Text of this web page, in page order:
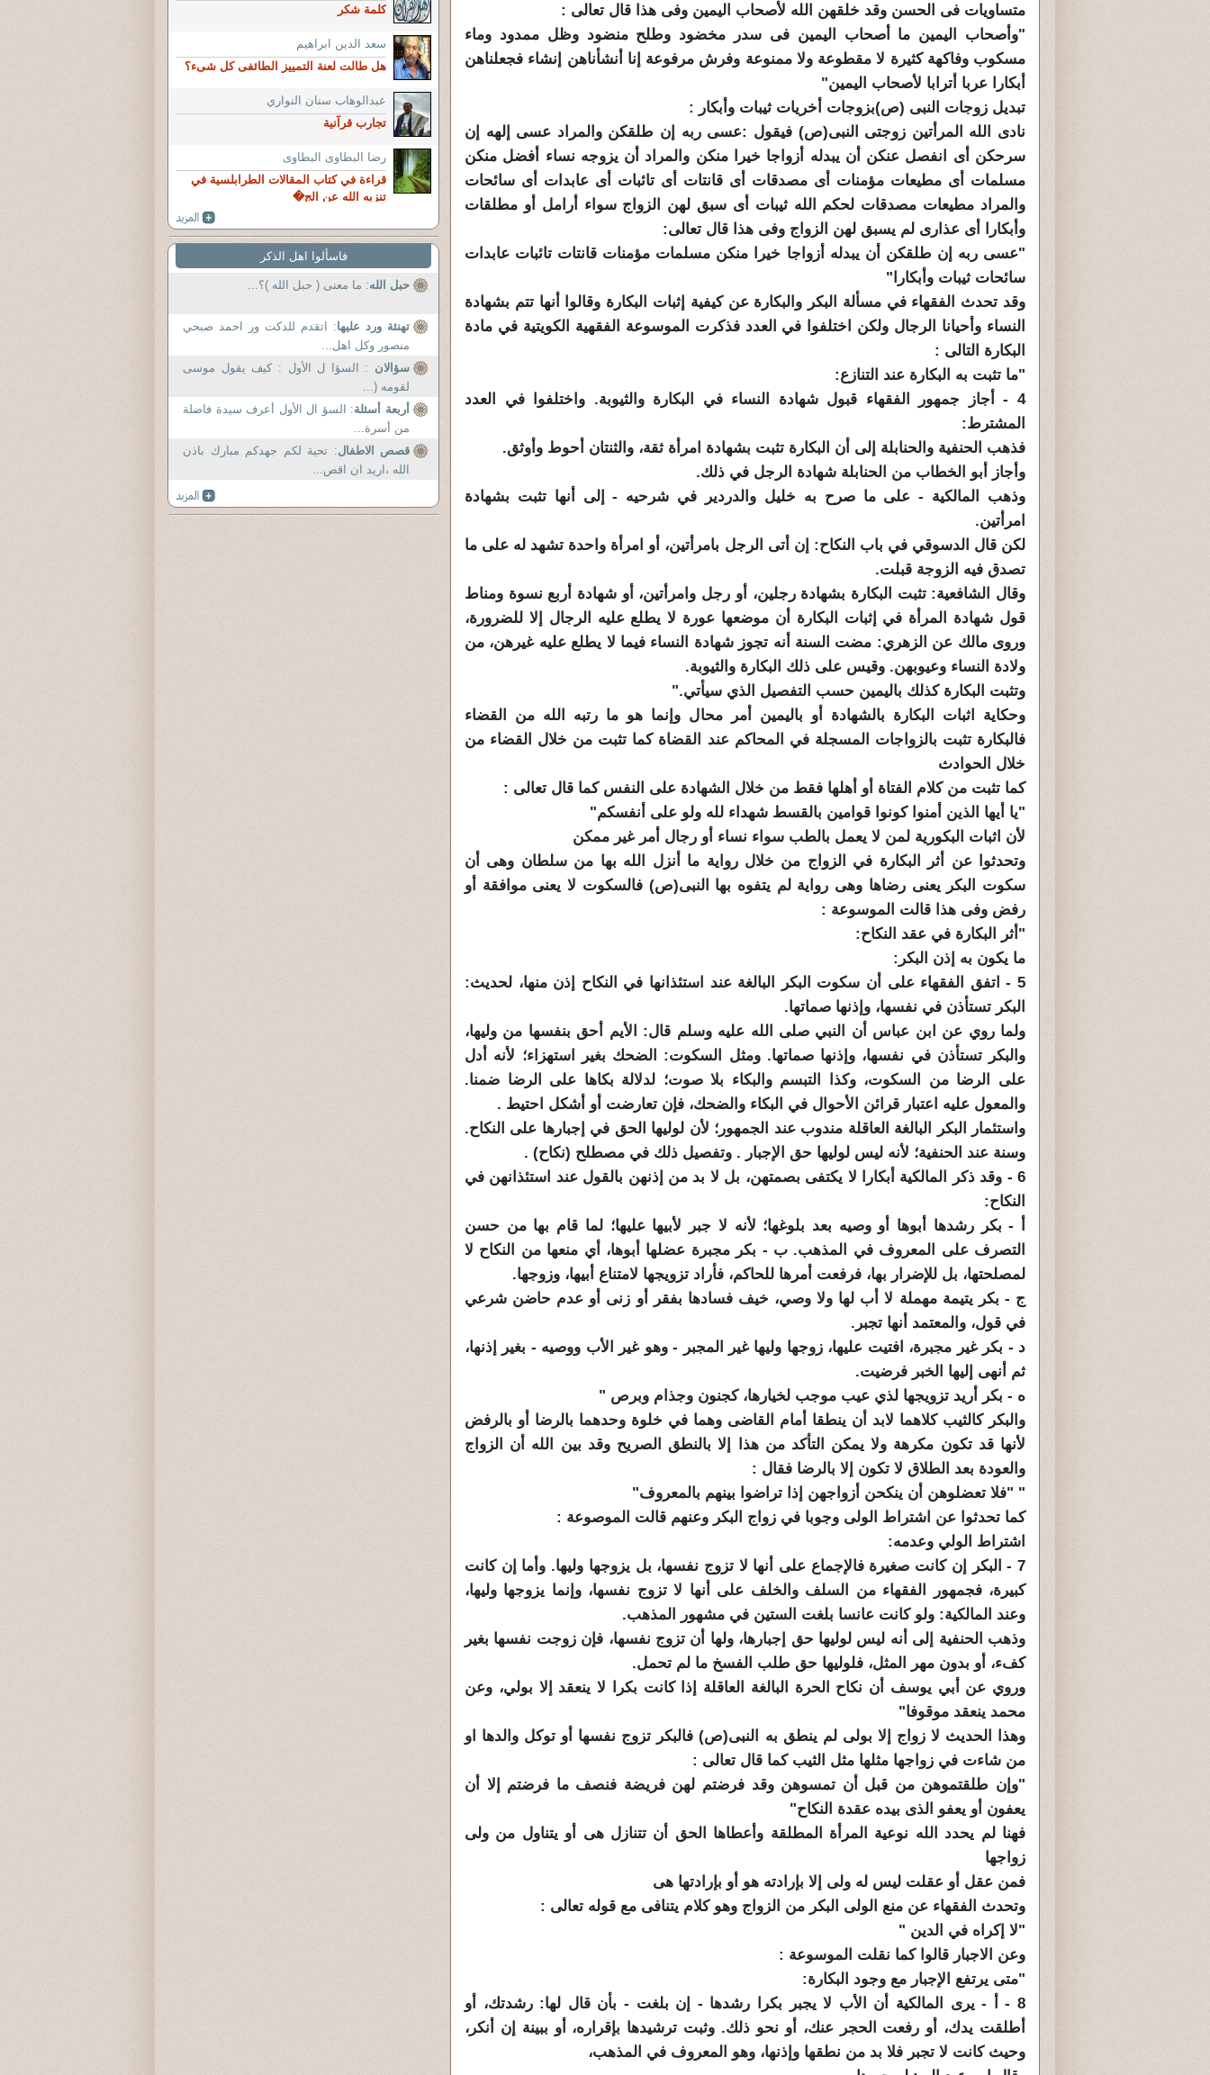
متساويات فى الحسن وقد خلقهن الله لأصحاب اليمين وفى هذا قال تعالى :
"وأصحاب اليمين ما أصحاب اليمين فى سدر مخضود وطلح منضود وظل ممدود وماء
مسكوب وفاكهة كثيرة لا مقطوعة ولا ممنوعة وفرش مرفوعة إنا أنشأناهن إنشاء فجعلناهن
أبكارا عربا أترابا لأصحاب اليمين"
تبديل زوجات النبى (ص)بزوجات أخريات ثيبات وأبكار :
نادى الله المرأتين زوجتى النبى(ص) فيقول :عسى ربه إن طلقكن والمراد عسى إلهه إن
سرحكن أى انفصل عنكن أن يبدله أزواجا خيرا منكن والمراد أن يزوجه نساء أفضل منكن
مسلمات أى مطيعات مؤمنات أى مصدقات أى قانتات أى تائبات أى عابدات أى سائحات
والمراد مطيعات مصدقات لحكم الله ثيبات أى سبق لهن الزواج سواء أرامل أو مطلقات
وأبكارا أى عذارى لم يسبق لهن الزواج وفى هذا قال تعالى:
"عسى ربه إن طلقكن أن يبدله أزواجا خيرا منكن مسلمات مؤمنات قانتات تائبات عابدات
سائحات ثيبات وأبكارا"
وقد تحدث الفقهاء في مسألة البكر والبكارة عن كيفية إثبات البكارة وقالوا أنها تتم بشهادة
النساء وأحيانا الرجال ولكن اختلفوا في العدد فذكرت الموسوعة الفقهية الكويتية في مادة
البكارة التالى :
"ما تثبت به البكارة عند التنازع:
4 - أجاز جمهور الفقهاء قبول شهادة النساء في البكارة والثيوبة. واختلفوا في العدد
المشترط:
فذهب الحنفية والحنابلة إلى أن البكارة تثبت بشهادة امرأة ثقة، والثنتان أحوط وأوثق.
وأجاز أبو الخطاب من الحنابلة شهادة الرجل في ذلك.
وذهب المالكية - على ما صرح به خليل والدردير في شرحيه - إلى أنها تثبت بشهادة
امرأتين.
لكن قال الدسوقي في باب النكاح: إن أتى الرجل بامرأتين، أو امرأة واحدة تشهد له على ما
تصدق فيه الزوجة قبلت.
وقال الشافعية: تثبت البكارة بشهادة رجلين، أو رجل وامرأتين، أو شهادة أربع نسوة ومناط
قول شهادة المرأة في إثبات البكارة أن موضعها عورة لا يطلع عليه الرجال إلا للضرورة،
وروى مالك عن الزهري: مضت السنة أنه تجوز شهادة النساء فيما لا يطلع عليه غيرهن، من
ولادة النساء وعيوبهن. وقيس على ذلك البكارة والثيوبة.
وتثبت البكارة كذلك باليمين حسب التفصيل الذي سيأتي."
وحكاية اثبات البكارة بالشهادة أو باليمين أمر محال وإنما هو ما رتبه الله من القضاء
فالبكارة تثبت بالزواجات المسجلة في المحاكم عند القضاة كما تثبت من خلال القضاء من
خلال الحوادث
كما تثبت من كلام الفتاة أو أهلها فقط من خلال الشهادة على النفس كما قال تعالى :
"يا أيها الذين أمنوا كونوا قوامين بالقسط شهداء لله ولو على أنفسكم"
لأن اثبات البكورية لمن لا يعمل بالطب سواء نساء أو رجال أمر غير ممكن
وتحدثوا عن أثر البكارة في الزواج من خلال رواية ما أنزل الله بها من سلطان وهى أن
سكوت البكر يعنى رضاها وهى رواية لم يتفوه بها النبى(ص) فالسكوت لا يعنى موافقة أو
رفض وفى هذا قالت الموسوعة :
"أثر البكارة في عقد النكاح:
ما يكون به إذن البكر:
5 - اتفق الفقهاء على أن سكوت البكر البالغة عند استئذانها في النكاح إذن منها، لحديث:
البكر تستأذن في نفسها، وإذنها صماتها.
ولما روي عن ابن عباس أن النبي صلى الله عليه وسلم قال: الأيم أحق بنفسها من وليها،
والبكر تستأذن في نفسها، وإذنها صماتها. ومثل السكوت: الضحك بغير استهزاء؛ لأنه أدل
على الرضا من السكوت، وكذا التبسم والبكاء بلا صوت؛ لدلالة بكاها على الرضا ضمنا.
والمعول عليه اعتبار قرائن الأحوال في البكاء والضحك، فإن تعارضت أو أشكل احتيط .
واستئمار البكر البالغة العاقلة مندوب عند الجمهور؛ لأن لوليها الحق في إجبارها على النكاح.
وسنة عند الحنفية؛ لأنه ليس لوليها حق الإجبار . وتفصيل ذلك في مصطلح (نكاح) .
6 - وقد ذكر المالكية أبكارا لا يكتفى بصمتهن، بل لا بد من إذنهن بالقول عند استئذانهن في
النكاح:
أ - بكر رشدها أبوها أو وصيه بعد بلوغها؛ لأنه لا جبر لأبيها عليها؛ لما قام بها من حسن
التصرف على المعروف في المذهب. ب - بكر مجبرة عضلها أبوها، أي منعها من النكاح لا
لمصلحتها، بل للإضرار بها، فرفعت أمرها للحاكم، فأراد تزويجها لامتناع أبيها، وزوجها.
ج - بكر يتيمة مهملة لا أب لها ولا وصي، خيف فسادها بفقر أو زنى أو عدم حاضن شرعي
في قول، والمعتمد أنها تجبر.
د - بكر غير مجبرة، افتيت عليها، زوجها وليها غير المجبر - وهو غير الأب ووصيه - بغير إذنها،
ثم أنهى إليها الخبر فرضيت.
ه - بكر أريد تزويجها لذي عيب موجب لخيارها، كجنون وجذام وبرص "
والبكر كالثيب كلاهما لابد أن ينطقا أمام القاضى وهما في خلوة وحدهما بالرضا أو بالرفض
لأنها قد تكون مكرهة ولا يمكن التأكد من هذا إلا بالنطق الصريح وقد بين الله أن الزواج
والعودة بعد الطلاق لا تكون إلا بالرضا فقال :
" "فلا تعضلوهن أن ينكحن أزواجهن إذا تراضوا بينهم بالمعروف"
كما تحدثوا عن اشتراط الولى وجوبا في زواج البكر وعنهم قالت الموصوعة :
اشتراط الولي وعدمه:
7 - البكر إن كانت صغيرة فالإجماع على أنها لا تزوج نفسها، بل يزوجها وليها. وأما إن كانت
كبيرة، فجمهور الفقهاء من السلف والخلف على أنها لا تزوج نفسها، وإنما يزوجها وليها،
وعند المالكية: ولو كانت عانسا بلغت الستين في مشهور المذهب.
وذهب الحنفية إلى أنه ليس لوليها حق إجبارها، ولها أن تزوج نفسها، فإن زوجت نفسها بغير
كفء، أو بدون مهر المثل، فلوليها حق طلب الفسخ ما لم تحمل.
وروي عن أبي يوسف أن نكاح الحرة البالغة العاقلة إذا كانت بكرا لا ينعقد إلا بولي، وعن
محمد ينعقد موقوفا"
وهذا الحديث لا زواج إلا بولى لم ينطق به النبى(ص) فالبكر تزوج نفسها أو توكل والدها او
من شاءت في زواجها مثلها مثل الثيب كما قال تعالى :
"وإن طلقتموهن من قبل أن تمسوهن وقد فرضتم لهن فريضة فنصف ما فرضتم إلا أن
يعفون أو يعفو الذى بيده عقدة النكاح"
فهنا لم يحدد الله نوعية المرأة المطلقة وأعطاها الحق أن تتنازل هى أو يتناول من ولى
زواجها
فمن عقل أو عقلت ليس له ولى إلا بإرادته هو أو بإرادتها هى
وتحدث الفقهاء عن منع الولى البكر من الزواج وهو كلام يتنافى مع قوله تعالى :
"لا إكراه في الدين "
وعن الاجبار قالوا كما نقلت الموسوعة :
"متى يرتفع الإجبار مع وجود البكارة:
8 - أ - يرى المالكية أن الأب لا يجبر بكرا رشدها - إن بلغت - بأن قال لها: رشدتك، أو
أطلقت يدك، أو رفعت الحجر عنك، أو نحو ذلك. وثبت ترشيدها بإقراره، أو ببينة إن أنكر،
وحيث كانت لا تجبر فلا بد من نطقها وإذنها، وهو المعروف في المذهب،
كلمة شكر
سعد الدين ابراهيم
هل طالت لعنة التمييز الطائفى كل شىء؟
عبدالوهاب سنان النواري
تجارب قرآنية
رضا البطاوى البطاوى
قراءة في كتاب المقالات الطرابلسية في
تنزيه الله عن الج�
فاسألوا اهل الذكر
حبل الله: ما معنى ( حبل الله )؟...
تهنئة ورد عليها: اتقدم للدكت ور احمد صبحي
منصور وكل اهل...
سؤالان : السؤا ل الأول : كيف يقول موسى
لقومه (...
أربعة أسئلة: السؤ ال الأول أعرف سيدة فاضلة
من أسرة...
قصص الاطفال: تحية لكم جهدكم مبارك باذن
الله ،اريد ان اقص...